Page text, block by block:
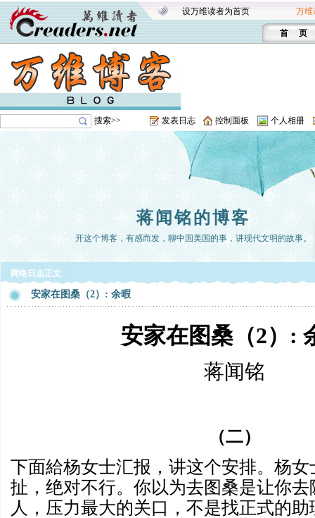
设万维读者为首页 万维
首 页
搜索>> 发表日志 控制面板 个人相册
蒋闻铭的博客
开这个博客，有感而发，聊中国美国的事，讲现代文明的故事。
网络日志正文
安家在图桑（2）: 余暇
安家在图桑（2）:
蒋闻铭
（二）
下面給杨女士汇报，讲这个安排。杨
扯，绝对不行。你以为去图桑是让你
人，压力最大的关口，不是找正式的